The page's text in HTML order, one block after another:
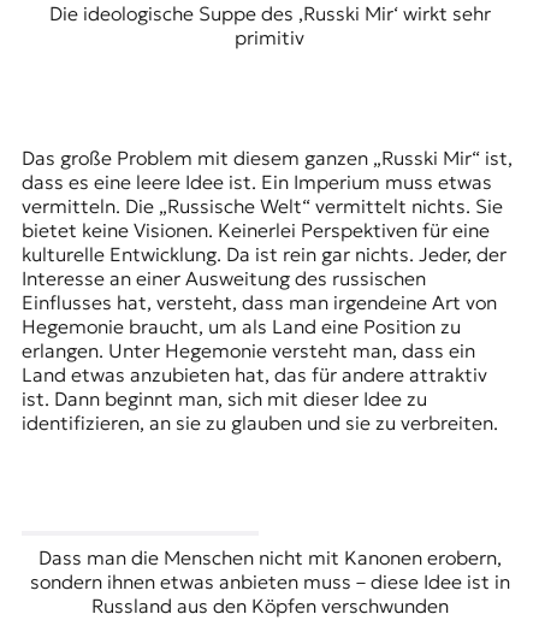
Die ideologische Suppe des ‚Russki Mir‘ wirkt sehr
primitiv
Das große Problem mit diesem ganzen „Russki Mir“ ist,
dass es eine leere Idee ist. Ein Imperium muss etwas
vermitteln. Die „Russische Welt“ vermittelt nichts. Sie
bietet keine Visionen. Keinerlei Perspektiven für eine
kulturelle Entwicklung. Da ist rein gar nichts. Jeder, der
Interesse an einer Ausweitung des russischen
Einflusses hat, versteht, dass man irgendeine Art von
Hegemonie braucht, um als Land eine Position zu
erlangen. Unter Hegemonie versteht man, dass ein
Land etwas anzubieten hat, das für andere attraktiv
ist. Dann beginnt man, sich mit dieser Idee zu
identifizieren, an sie zu glauben und sie zu verbreiten.
Dass man die Menschen nicht mit Kanonen erobern,
sondern ihnen etwas anbieten muss – diese Idee ist in
Russland aus den Köpfen verschwunden